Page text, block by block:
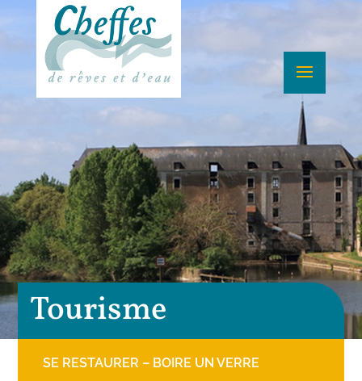
Tourisme
SE RESTAURER – BOIRE UN VERRE